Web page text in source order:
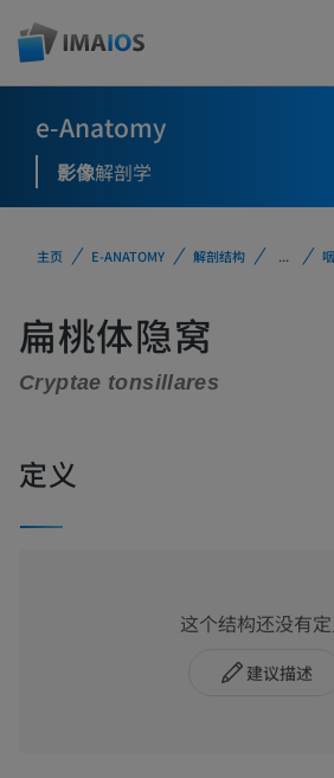
e-Anatomy
影像解剖学
主页 E-ANATOMY 解剖结构 ...
扁桃体隐窝
Cryptae tonsillares
定义
这个结构还没有
建议描述